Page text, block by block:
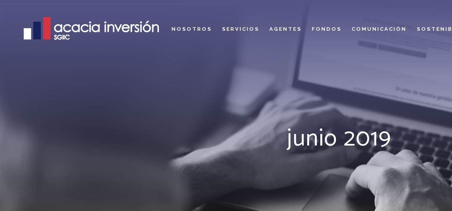
NOSOTROS SERVICIOS AGENTES FONDOS COMUNICACIÓN
junio 2019